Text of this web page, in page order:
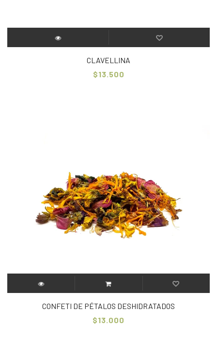
CLAVELLINA
$13.500
CONFETI DE PÉTALOS DESHIDRATADOS
$13.000